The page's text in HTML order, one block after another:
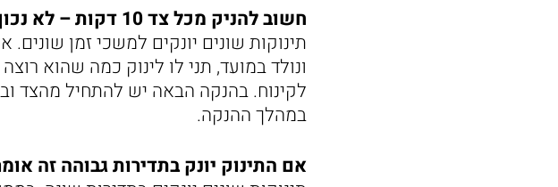
חשוב להניק מכל צד 10 דקות – לא נכון
תינוקות שונים יונקים למשכי זמן
ונולד במועד, תני לו לינוק כמה שהוא
לקינוח. בהנקה הבאה יש להתחיל מהצד
במהלך ההנקה.
אם התינוק יונק בתדירות גבוהה זה